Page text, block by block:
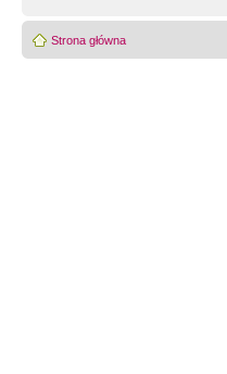
Strona główna